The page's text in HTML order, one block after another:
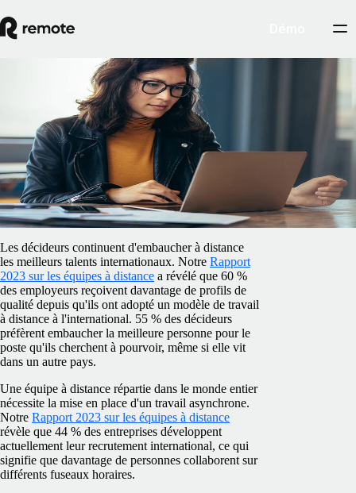
Centre de ressources
Pourquoi adopter le travail asynchrone
en 2023
By Marcelo Lebre
5 février 2025
Les décideurs continuent d'embaucher à distance
les meilleurs talents internationaux. Notre Rapport
2023 sur les équipes à distance a révélé que 60 %
des employeurs reçoivent davantage de profils de
qualité depuis qu'ils ont adopté un modèle de travail
à distance à l'international. 55 % des décideurs
préfèrent embaucher la meilleure personne pour le
poste qu'ils cherchent à pourvoir, même si elle vit
dans un autre pays.
Une équipe à distance répartie dans le monde entier
nécessite la mise en place d'un travail asynchrone.
Notre Rapport 2023 sur les équipes à distance
révèle que 44 % des entreprises développent
actuellement leur recrutement international, ce qui
signifie que davantage de personnes collaborent sur
différents fuseaux horaires.